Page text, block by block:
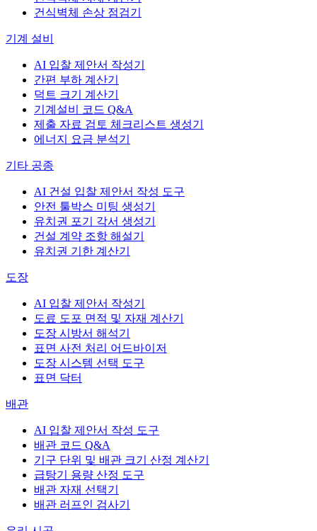
건식벽체 손상 점검기
기계 설비
AI 입찰 제안서 작성기
간편 부하 계산기
덕트 크기 계산기
기계설비 코드 Q&A
제출 자료 검토 체크리스트 생성기
에너지 요금 분석기
기타 공종
AI 건설 입찰 제안서 작성 도구
안전 툴박스 미팅 생성기
유치권 포기 각서 생성기
건설 계약 조항 해설기
유치권 기한 계산기
도장
AI 입찰 제안서 작성기
도료 도포 면적 및 자재 계산기
도장 시방서 해석기
표면 사전 처리 어드바이저
도장 시스템 선택 도구
표면 닥터
배관
AI 입찰 제안서 작성 도구
배관 코드 Q&A
기구 단위 및 배관 크기 산정 계산기
급탕기 용량 산정 도구
배관 자재 선택기
배관 러프인 검사기